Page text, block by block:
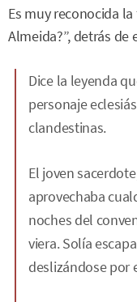
Es muy reconocida la
Almeida?”, detrás de
Dice la leyenda
personaje
clandestinas.
El joven
aprovechaba
noches del
viera. Solía
deslizándose por